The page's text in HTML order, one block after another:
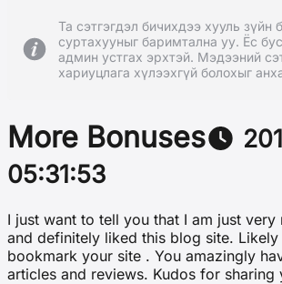
Та сэтгэгдэл бичихдээ хууль зүйн
суртахууныг баримтална уу. Ёс
админ устгах эрхтэй. Мэдээний
хариуцлага хүлээхгүй болохыг
More Bonuses
05:31:53
I just want to tell you that I am just
and definitely liked this blog site. Likely
bookmark your site . You amazingly
articles and reviews. Kudos for sharing